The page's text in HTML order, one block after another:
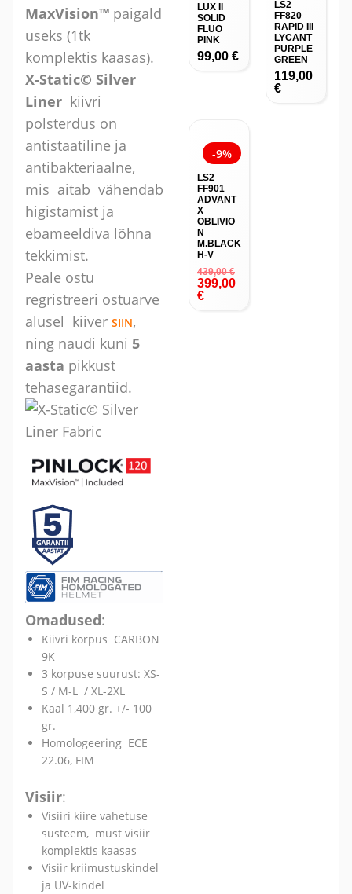
MaxVision™ paigald
useks (1tk
komplektis kaasas).
X-Static© Silver
Liner kiivri
polsterdus on
antistaatiline ja
antibakteriaalne,
mis aitab vähendab
higistamist ja
ebameeldiva lõhna
tekkimist.
Peale ostu
regristreeri ostuarve
alusel kiiver SIIN,
ning naudi kuni 5
aasta pikkust
tehasegarantiid.
Omadused:
Kiivri korpus CARBON
9K
3 korpuse suurust: XS-
S / M-L / XL-2XL
Kaal 1,400 gr. +/- 100
gr.
Homologeering ECE
22.06, FIM
Visiir:
Visiiri kiire vahetuse
süsteem, must visiir
komplektis kaasas
Visiir kriimustuskindel
ja UV-kindel
LUX II
SOLID
FLUO
PINK
99,00 €
LS2
FF820
RAPID III
LYCANT
PURPLE
GREEN
119,00
€
-9%
LS2
FF901
ADVANT
X
OBLIVIO
N
M.BLACK
H-V
439,00€
399,00
€